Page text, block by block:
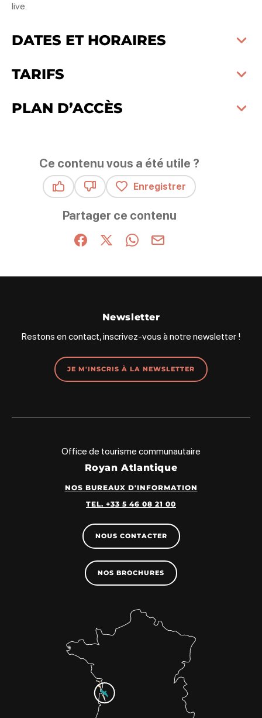
live.
DATES ET HORAIRES
TARIFS
PLAN D’ACCÈS
Ce contenu vous a été utile ?
Enregistrer
Partager ce contenu
Partager sur Facebook (nouvelle fenêtre)
Partager sur X / Twitter (nouvelle
Partager sur WhatsApp
Partager par mail
Newsletter
Restons en contact, inscrivez-vous à notre newsletter !
JE M'INSCRIS À LA NEWSLETTER
Office de tourisme communautaire
Royan Atlantique
NOS BUREAUX D'INFORMATION
TEL. +33 5 46 08 21 00
NOUS CONTACTER
NOS BROCHURES